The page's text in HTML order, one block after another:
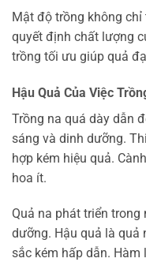
Mật độ trồng không
quyết định chất lượng
trồng tối ưu giúp quả
Hậu Quả Của Việc
Trồng na quá dày dẫn
sáng và dinh dưỡng.
hợp kém hiệu quả.
hoa ít.
Quả na phát triển
dưỡng. Hậu quả là quả
sắc kém hấp dẫn.